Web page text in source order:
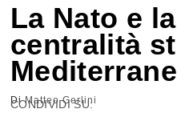
La Nato e
centralità
DiMatteo Gerlini
CONDIVIDI SU: